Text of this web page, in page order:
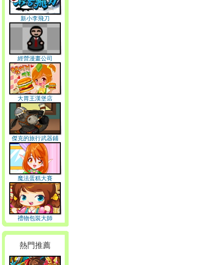
新小李飛刀
經營漫畫公司
大胃王漢堡店
傑克的旅行武器鋪
魔法蛋糕大賽
禮物包裝大師
熱門推薦